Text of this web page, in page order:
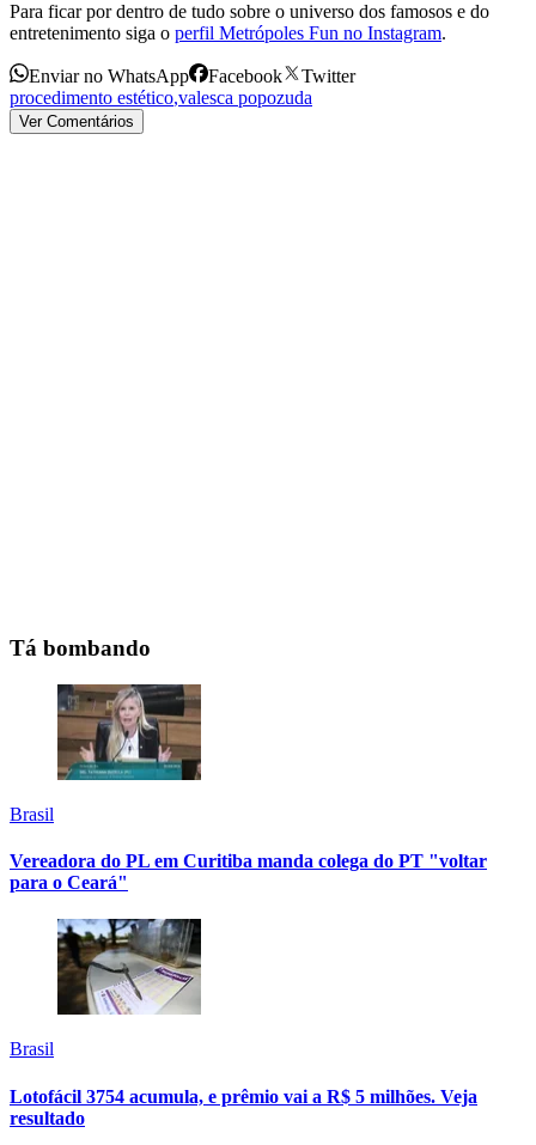
Para ficar por dentro de tudo sobre o universo dos famosos e do
entretenimento siga o perfil Metrópoles Fun no Instagram.
Enviar no WhatsApp Facebook
Twitter
procedimento estético,valesca popozuda
Ver Comentários
Tá bombando
Brasil
Vereadora do PL em Curitiba manda colega do PT "voltar
para o Ceará"
Brasil
Lotofácil 3754 acumula, e prêmio vai a R$ 5 milhões. Veja
resultado